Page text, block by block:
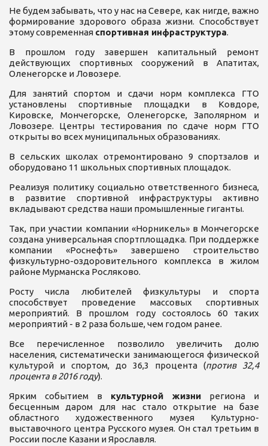
Не будем забывать, что у нас на Севере, как нигде, важно
формирование здорового образа жизни. Способствует
этому современная спортивная инфраструктура.
В прошлом году завершен капитальный ремонт
действующих спортивных сооружений в Апатитах,
Оленегорске и Ловозере.
Для занятий спортом и сдачи норм комплекса ГТО
установлены спортивные площадки в Ковдоре,
Кировске, Мончегорске, Оленегорске, Заполярном и
Ловозере. Центры тестирования по сдаче норм ГТО
открыты во всех муниципальных образованиях.
В сельских школах отремонтировано 9 спортзалов и
оборудовано 11 школьных спортивных площадок.
Реализуя политику социально ответственного бизнеса,
в развитие спортивной инфраструктуры активно
вкладывают средства наши промышленные гиганты.
Так, при участии компании «Норникель» в Мончегорске
создана универсальная спортплощадка. При поддержке
компании «Роснефть» завершено строительство
физкультурно-оздоровительного комплекса в жилом
районе Мурманска Росляково.
Росту числа любителей физкультуры и спорта
способствует проведение массовых спортивных
мероприятий. В прошлом году состоялось 60 таких
мероприятий - в 2 раза больше, чем годом ранее.
Все перечисленное позволило увеличить долю
населения, систематически занимающегося физической
культурой и спортом, до 36,3 процента (против 32,4
процента в 2016 году).
Ярким событием в культурной жизни региона и
бесценным даром для нас стало открытие на базе
областного художественного музея Культурно-
выставочного центра Русского музея. Он стал третьим в
России после Казани и Ярославля.